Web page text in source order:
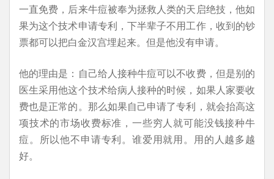
一直免费，后来牛痘被奉为拯救人类的天启绝技，他如
果为这个技术申请专利，下半辈子不用工作，收到的钞
票都可以把白金汉宫埋起来。但是他没有申请。
他的理由是：自己给人接种牛痘可以不收费，但是别的
医生采用他这个技术给病人接种的时候，如果人家要收
费也是正常的。那么如果自己申请了专利，就会抬高这
项技术的市场收费标准，一些穷人就可能没钱接种牛
痘。所以他不申请专利。谁爱用就用。用的人越多越
好。